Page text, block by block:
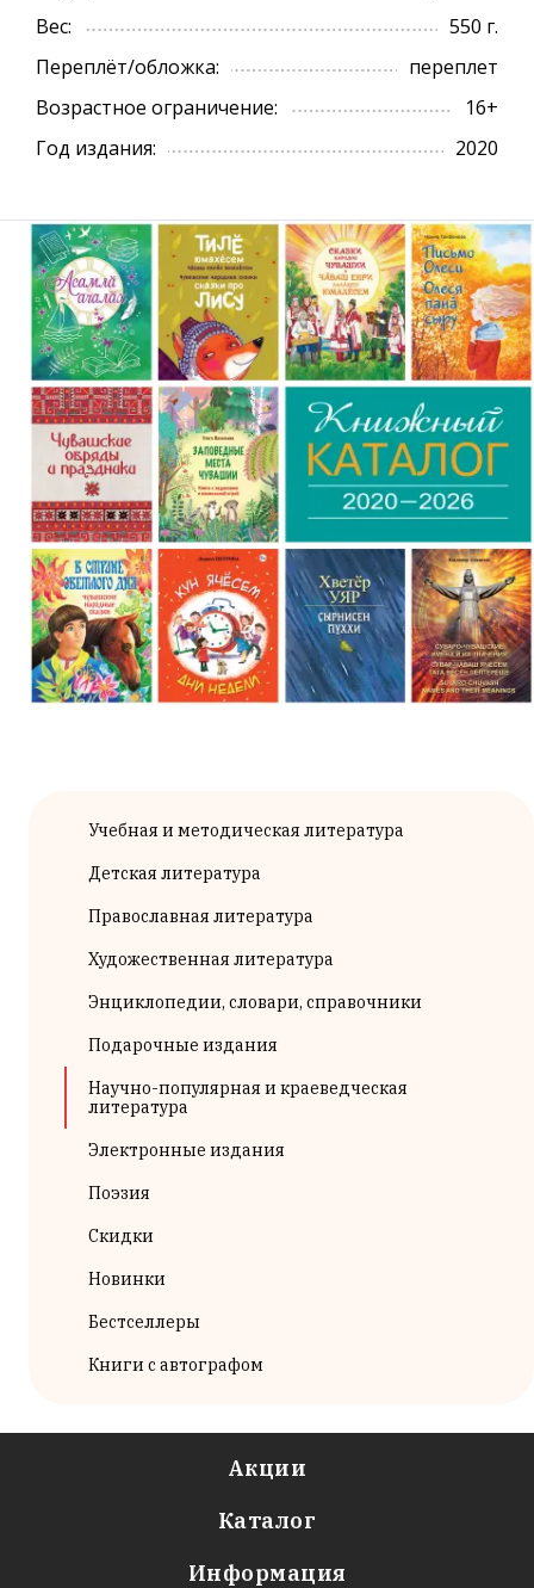
Вес:
550 г.
Переплёт/обложка:
переплет
Возрастное ограничение:
16+
Год издания:
2020
Учебная и методическая литература
Детская литература
Православная литература
Художественная литература
Энциклопедии, словари, справочники
Подарочные издания
Научно-популярная и краеведческая
литература
Электронные издания
Поэзия
Скидки
Новинки
Бестселлеры
Книги с автографом
Акции
Каталог
Информация